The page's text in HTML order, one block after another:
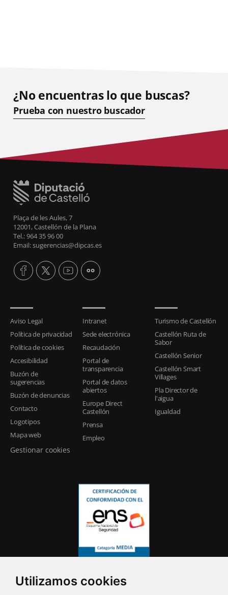
Utilizamos cookies
¿No encuentras lo que buscas?
Prueba con nuestro buscador
Plaça de les Aules, 7
12001, Castellón de la Plana
Tel.: 964 35 96 00
Email: sugerencias@dipcas.es
Aviso Legal
Política de privacidad
Política de cookies
Accesibilidad
Buzón de
sugerencias
Buzón de denuncias
Contacto
Logotipos
Mapa web
Gestionar cookies
Intranet
Sede electrónica
Recaudación
Portal de
transparencia
Portal de datos
abiertos
Europe Direct
Castellón
Prensa
Empleo
Turismo de Castellón
Castellón Ruta de
Sabor
Castellón Senior
Castellón Smart
Villages
Pla Director de
l'aigua
Igualdad